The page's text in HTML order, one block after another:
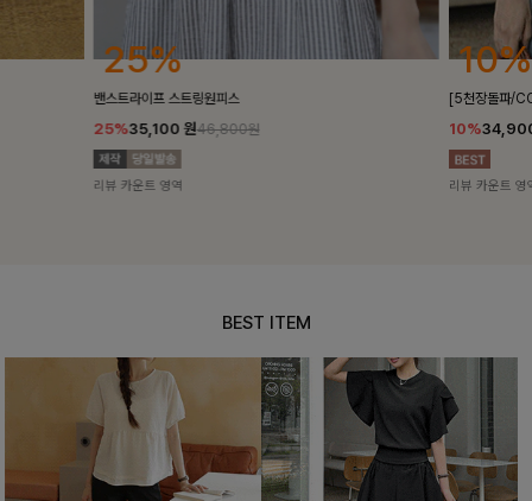
25%
밴스트라이프 스트링원피스
25%35,100 원46,800원
리뷰 카운트 영역
10%
[5천장돌파/
10%
리뷰 카운트 영
BEST ITEM